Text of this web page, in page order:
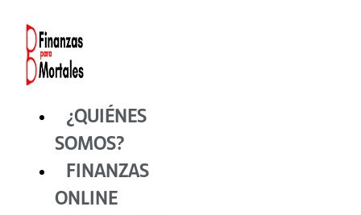
contenido
¿QUIÉNES
SOMOS?
FINANZAS
ONLINE